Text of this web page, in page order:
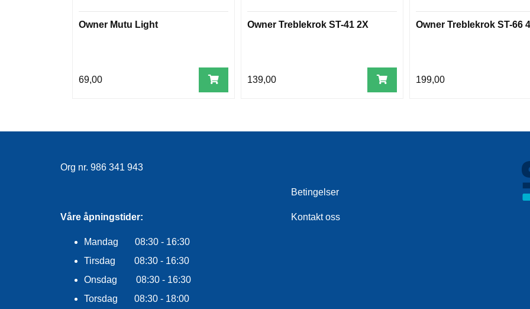
Owner Mutu Light
69,00
Owner Treblekrok ST-41 2X
139,00
Owner Treblekrok ST-66
199,00
Org nr. 986 341 943
Våre åpningstider:
Mandag 08:30 - 16:30
Tirsdag 08:30 - 16:30
Onsdag 08:30 - 16:30
Torsdag 08:30 - 18:00
Betingelser
Kontakt oss